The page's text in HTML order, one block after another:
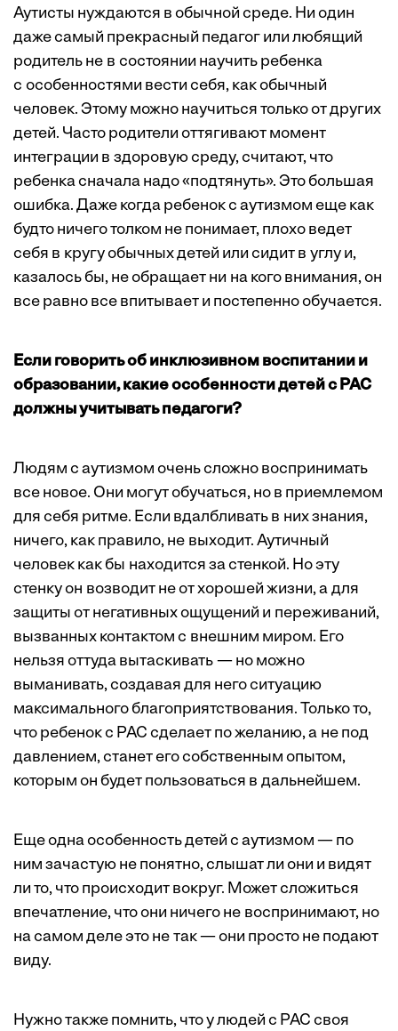
Аутисты нуждаются в обычной среде. Ни один
даже самый прекрасный педагог или любящий
родитель не в состоянии научить ребенка
с особенностями вести себя, как обычный
человек. Этому можно научиться только от других
детей. Часто родители оттягивают момент
интеграции в здоровую среду, считают, что
ребенка сначала надо «подтянуть». Это большая
ошибка. Даже когда ребенок с аутизмом еще как
будто ничего толком не понимает, плохо ведет
себя в кругу обычных детей или сидит в углу и,
казалось бы, не обращает ни на кого внимания, он
все равно все впитывает и постепенно обучается.
Если говорить об инклюзивном воспитании и
образовании, какие особенности детей с РАС
должны учитывать педагоги?
Людям с аутизмом очень сложно воспринимать
все новое. Они могут обучаться, но в приемлемом
для себя ритме. Если вдалбливать в них знания,
ничего, как правило, не выходит. Аутичный
человек как бы находится за стенкой. Но эту
стенку он возводит не от хорошей жизни, а для
защиты от негативных ощущений и переживаний,
вызванных контактом с внешним миром. Его
нельзя оттуда вытаскивать — но можно
выманивать, создавая для него ситуацию
максимального благоприятствования. Только то,
что ребенок с РАС сделает по желанию, а не под
давлением, станет его собст­венным опытом,
которым он будет пользоваться в дальнейшем.
Еще одна особенность детей с аутизмом — по
ним зачастую не понятно, слышат ли они и видят
ли то, что происходит вокруг. Может сложиться
впечатление, что они ничего не воспринимают, но
на самом деле это не так — они просто не подают
виду.
Нужно также помнить, что у людей с РАС своя